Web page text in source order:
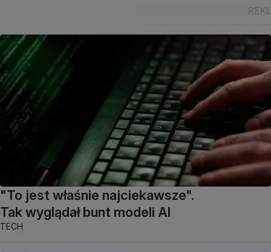
"To jest właśnie najciekawsze".
Tak wyglądał bunt modeli AI
TECH